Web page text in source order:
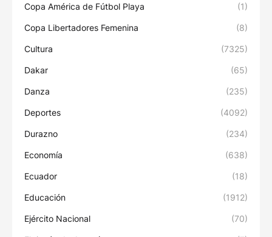
Copa América de Fútbol Playa (1)
Copa Libertadores Femenina (8)
Cultura (7325)
Dakar (65)
Danza (235)
Deportes (4092)
Durazno (234)
Economía (638)
Ecuador (18)
Educación (1912)
Ejército Nacional (70)